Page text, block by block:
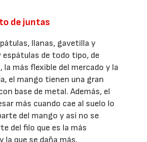
de juntas
llanas, gavetilla y
espátulas de todo tipo, de
más flexible del mercado y la
el mango tienen una gran
base de metal. Además, el
más cuando cae al suelo lo
del mango y así no se
del filo que es la más
la que se daña más.